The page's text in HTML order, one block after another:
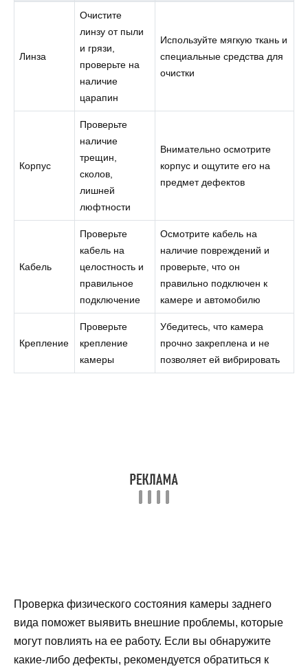
Линза
Очистите
линзу от пыли
и грязи,
проверьте на
наличие
царапин
Используйте мягкую ткань и
специальные средства для
очистки
Корпус
Проверьте
наличие
трещин,
сколов,
лишней
люфтности
Внимательно осмотрите
корпус и ощутите его на
предмет дефектов
Кабель
Проверьте
кабель на
целостность и
правильное
подключение
Осмотрите кабель на
наличие повреждений и
проверьте, что он
правильно подключен к
камере и автомобилю
Крепление
Проверьте
крепление
камеры
Убедитесь, что камера
прочно закреплена и не
позволяет ей вибрировать
Проверка физического состояния камеры заднего
вида поможет выявить внешние проблемы, которые
могут повлиять на ее работу. Если вы обнаружите
какие-либо дефекты, рекомендуется обратиться к